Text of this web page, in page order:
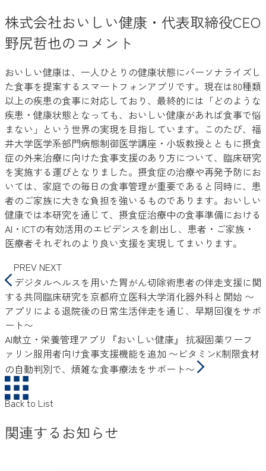
株式会社おいしい健康・代表取締役CEO
野尻哲也のコメント
おいしい健康は、一人ひとりの健康状態にパーソナライズし
た食事を提案するスマートフォンアプリです。現在は80種類
以上の疾患の食事に対応しており、最終的には「どのような
疾患・健康状態となっても、おいしい健康があれば食事で悩
まない」という世界の実現を目指しています。このたび、福
井大学医学系部門病態制御医学講座・小坂教授とともに摂食
症の外来治療に向けた食事支援のあり方について、臨床研究
を実施する運びとなりました。摂食症の治療や再発予防にお
いては、家庭での毎日の食事管理が重要であると同時に、患
者のご家族に大きな負担を強いるものであります。おいしい
健康では本研究を通じて、摂食症治療中の食事準備における
AI・ICTの有効活用のエビデンスを創出し、患者・ご家族・
医療者それぞれのより良い支援を実現してまいります。
PREV NEXT
デジタルヘルスを用いた胃がん切除術患者の伴走支援に関
する共同臨床研究を京都府立医科大学消化器外科と開始 〜
アプリによる退院後の日常生活伴走を通じ、早期回復をサポ
ート〜
AI献立・栄養管理アプリ『おいしい健康』 抗凝固薬ワーフ
ァリン服用者向け食事支援機能を追加 〜ビタミンK制限食材
の自動判別で、煩雑な食事療法をサポート〜
Back to List
関連するお知らせ